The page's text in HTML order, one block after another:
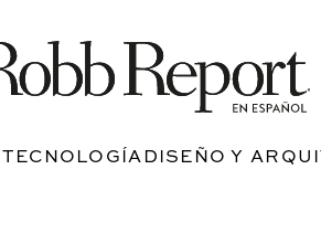
TECNOLOGÍADISEÑO Y